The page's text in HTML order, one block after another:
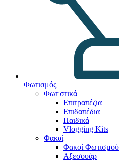
Φωτισμός
Φωτιστικά
Επιτραπέζια
Επιδαπέδια
Παιδικά
Vlogging Kits
Φακοί
Φακοί Φωτισμού
Αξεσουάρ